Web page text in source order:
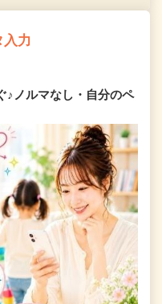
力
♪ノルマなし・自分のペ